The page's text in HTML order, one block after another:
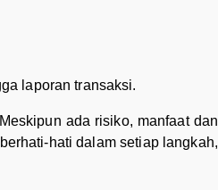
laporan transaksi.
ada risiko, manfaat dan
hati dalam setiap langkah,